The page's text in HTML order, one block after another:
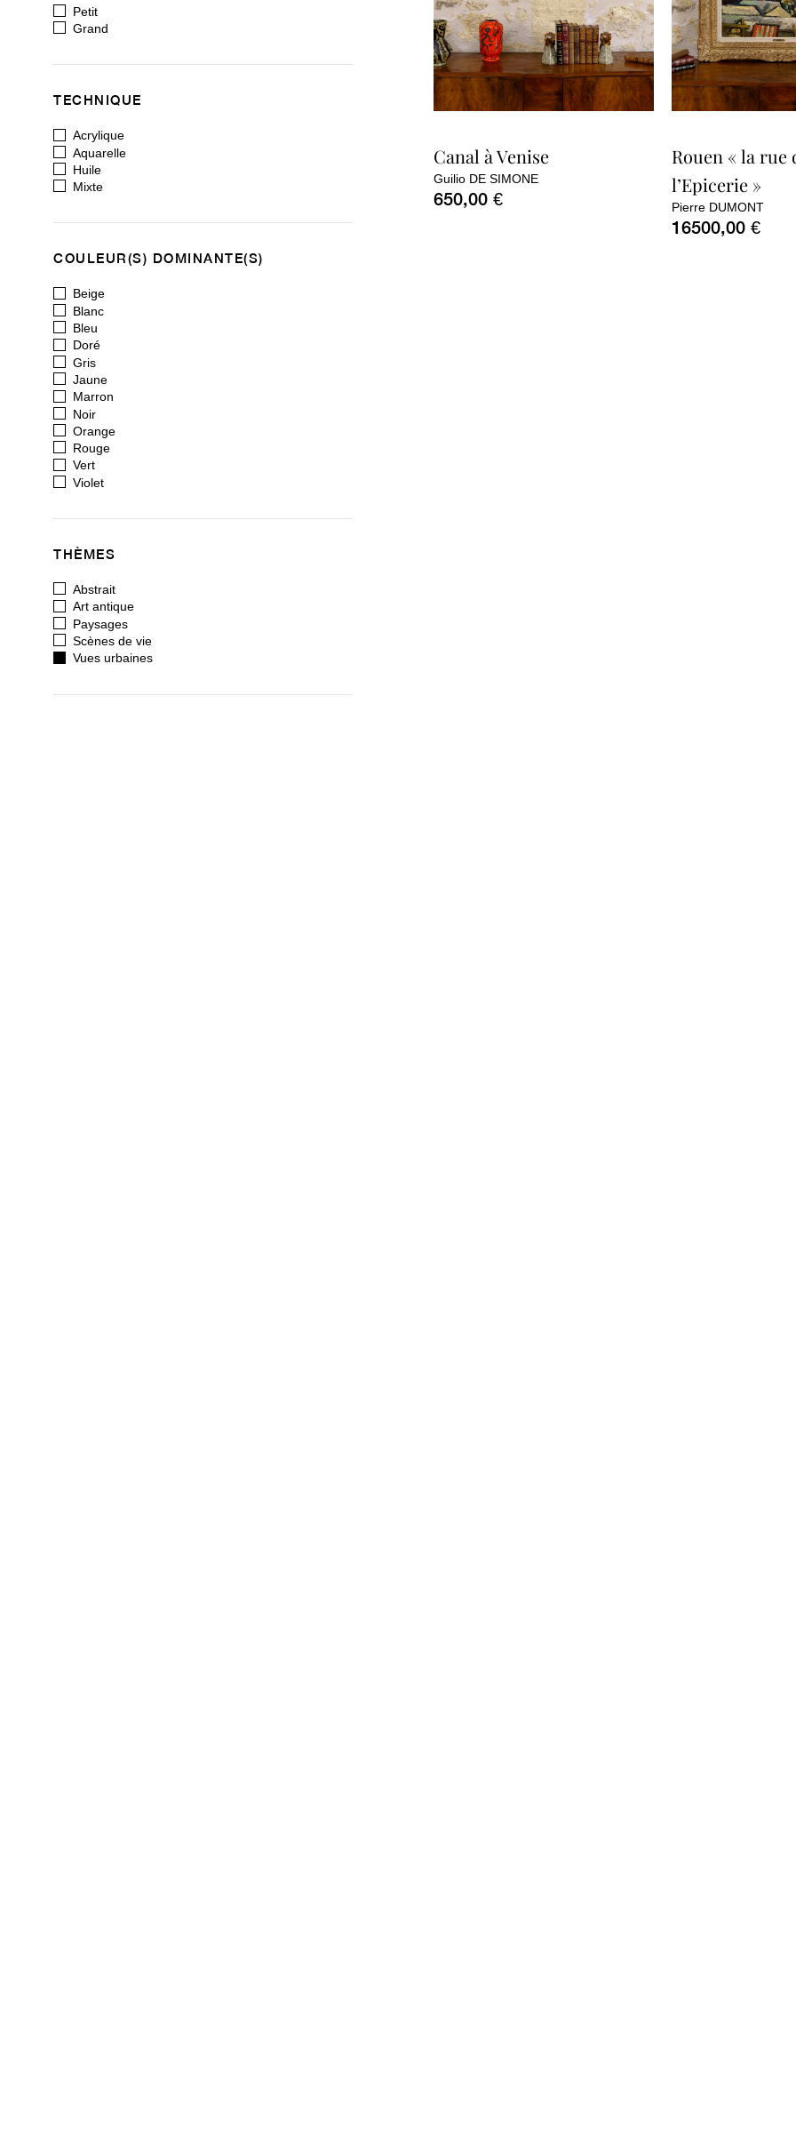
Petit
Grand
TECHNIQUE
Acrylique
Aquarelle
Huile
Mixte
COULEUR(S) DOMINANTE(S)
Beige
Blanc
Bleu
Doré
Gris
Jaune
Marron
Noir
Orange
Rouge
Vert
Violet
THÈMES
Abstrait
Art antique
Paysages
Scènes de vie
Vues urbaines
Canal à Venise
Guilio DE SIMONE
650,00€
Rouen « la rue
l’Epicerie »
Pierre DUMONT
16500,00€